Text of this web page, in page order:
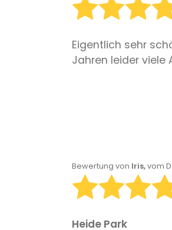
Eigentlich sehr
Jahren leider viele
Bewertung von Iris,vom
Heide Park